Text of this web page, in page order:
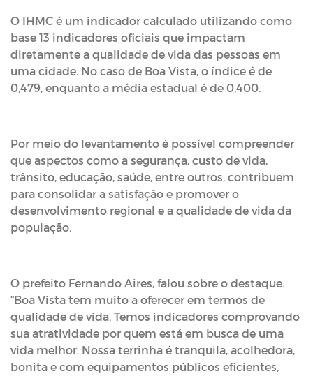
O IHMC é um indicador calculado utilizando como
base 13 indicadores oficiais que impactam
diretamente a qualidade de vida das pessoas em
uma cidade. No caso de Boa Vista, o índice é de
0,479, enquanto a média estadual é de 0,400.
Por meio do levantamento é possível compreender
que aspectos como a segurança, custo de vida,
trânsito, educação, saúde, entre outros, contribuem
para consolidar a satisfação e promover o
desenvolvimento regional e a qualidade de vida da
população.
O prefeito Fernando Aires, falou sobre o destaque.
“Boa Vista tem muito a oferecer em termos de
qualidade de vida. Temos indicadores comprovando
sua atratividade por quem está em busca de uma
vida melhor. Nossa terrinha é tranquila, acolhedora,
bonita e com equipamentos públicos eficientes,